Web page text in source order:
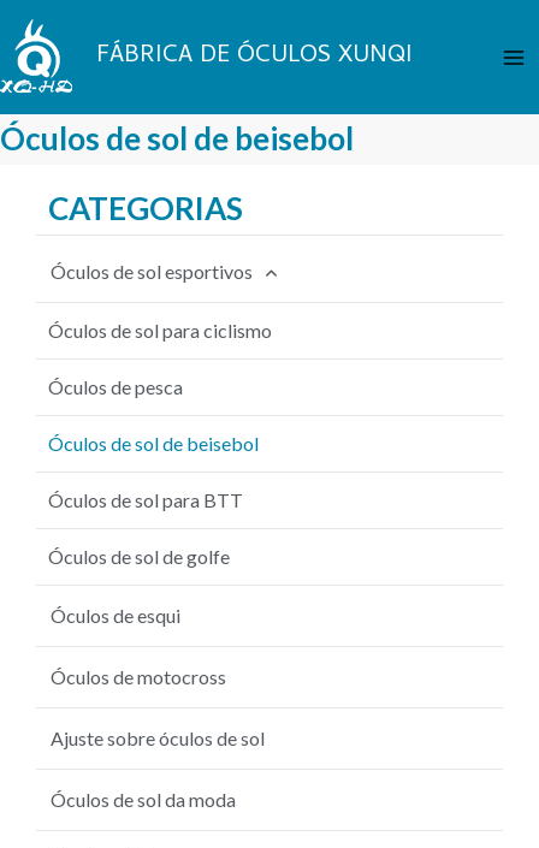
Pular
para
o
conteúdo
FÁBRICA DE ÓCULOS XUNQI
Óculos de sol de beisebol
CATEGORIAS
Óculos de sol esportivos
Óculos de sol para ciclismo
Óculos de pesca
Óculos de sol de beisebol
Óculos de sol para BTT
Óculos de sol de golfe
Óculos de esqui
Óculos de motocross
Ajuste sobre óculos de sol
Óculos de sol da moda